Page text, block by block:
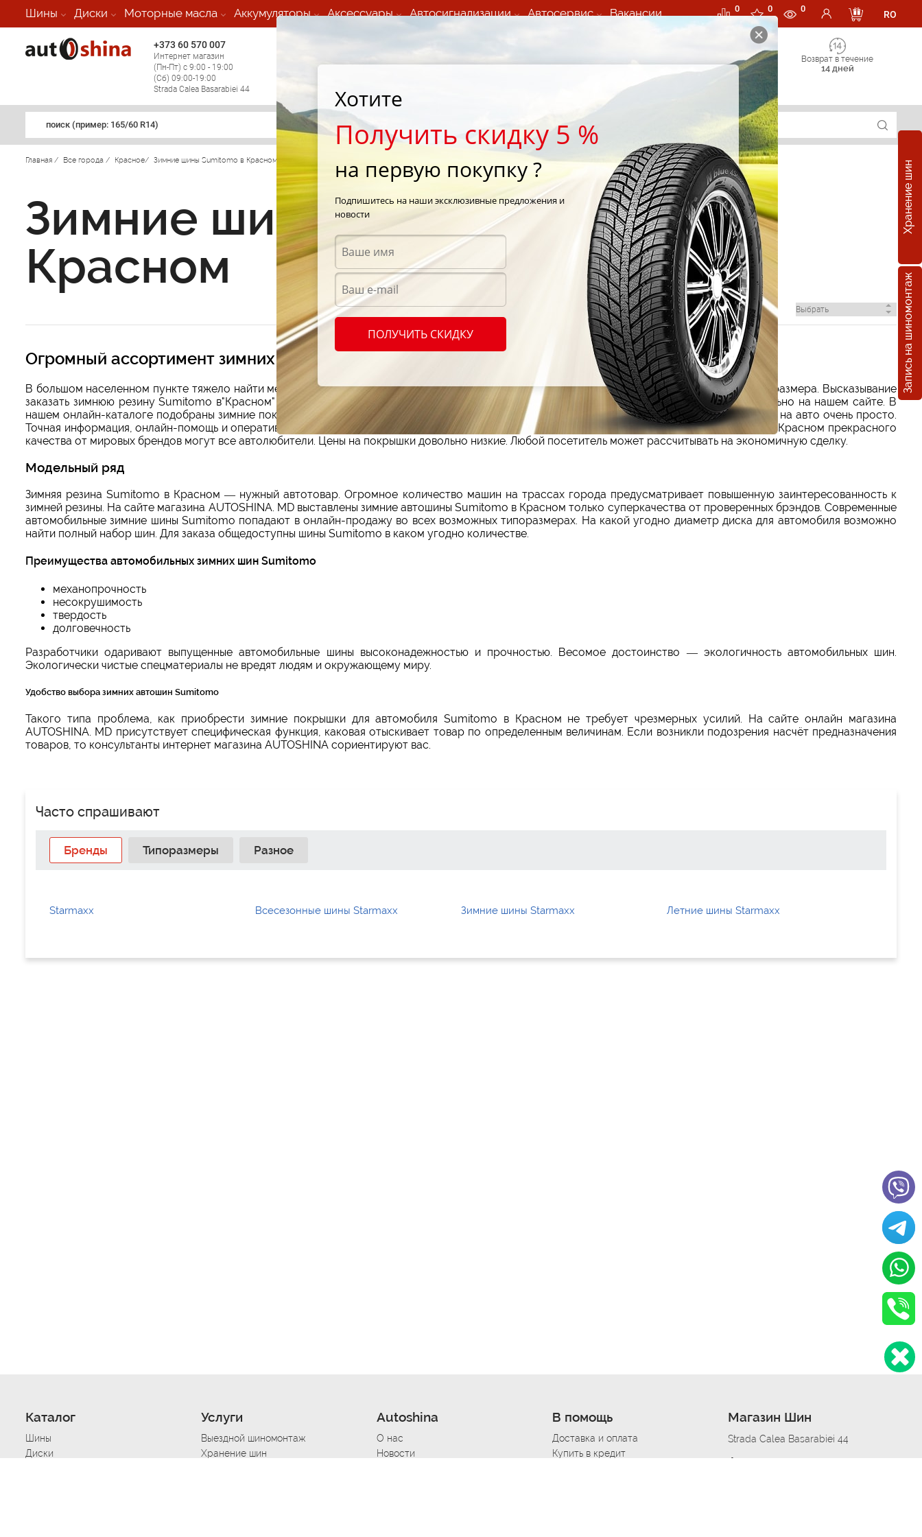
Шины Диски Моторные масла Аккумуляторы Аксессуары Автосигнализации Автосервис Вакансии 0 0 0
RO
+373 60 570 007
Интернет магазин
(Пн-Пт) с 9:00 - 19:00
(Сб) 09:00-19:00
Strada Calea Basarabiei 44
(круглосуточно по всем
(Пн-Пт) с 9:00 - 19:00
Возврат в течение
14 дней
поиск (примеp: 165/60 R14)
Хранение шин
Запись на шиномонтаж
Главная / Все города / Красное/ Зимние шины Sumitomo в Красном
Зимние шины Sumitomo в
Красном
Огромный ассортимент зимних покрышек для авто Sumitomo в Красном
В большом населенном пункте тяжело найти место, где возможно с выгодой приобрести автомобильные шины для зимы требующегося типоразмера. Высказывание
заказать зимнюю резину Sumitomo в"Красном" гремит буквально на каждом шагу. Но большой модельный ряд, возможно найти исключительно на нашем сайте. В
нашем онлайн-каталоге подобраны зимние покрышки для машины Sumitomo абсолютно всех размеров. Выбрать полный комплект покрышек на авто очень просто.
Точная информация, онлайн-помощь и оперативная доставка, помогут сберечь время. Приобрести зимние покрышки для машины Sumitomo в Красном прекрасного
качества от мировых брендов могут все автолюбители. Цены на покрышки довольно низкие. Любой посетитель может рассчитывать на экономичную сделку.
Модельный ряд
Зимняя резина Sumitomo в Красном — нужный автотовар. Огромное количество машин на трассах города предусматривает повышенную заинтересованность к
зимней резины. На сайте магазина AUTOSHINA. MD выставлены зимние автошины Sumitomo в Красном только суперкачества от проверенных брэндов. Современные
автомобильные зимние шины Sumitomo попадают в онлайн-продажу во всех возможных типоразмерах. На какой угодно диаметр диска для автомобиля возможно
найти полный набор шин. Для заказа общедоступны шины Sumitomo в каком угодно количестве.
Преимущества автомобильных зимних шин Sumitomo
механопрочность
несокрушимость
твердость
долговечность
Разработчики одаривают выпущенные автомобильные шины высоконадежностью и прочностью. Весомое достоинство — экологичность автомобильных шин.
Экологически чистые спецматериалы не вредят людям и окружающему миру.
Удобство выбора зимних автошин Sumitomo
Такого типа проблема, как приобрести зимние покрышки для автомобиля Sumitomo в Красном не требует чрезмерных усилий. На сайте онлайн магазина
AUTOSHINA. MD присутствует специфическая функция, каковая отыскивает товар по определенным величинам. Если возникли подозрения насчёт предназначения
товаров, то консультанты интернет магазина AUTOSHINA сориентируют вас.
Часто спрашивают
Бренды Типоразмеры Разное
Starmaxx Всесезонные шины Starmaxx Зимние шины Starmaxx Летние шины Starmaxx
Каталог
Шины
Диски
Услуги
Выездной шиномонтаж
Хранение шин
Autoshina
О нас
Новости
В помощь
Доставка и оплата
Купить в кредит
Магазин Шин
Strada Calea Basarabiei 44
Автосервис в кишиневе
Хотите
Получить скидку 5 %
на первую покупку ?
Подпишитесь на наши эксклюзивные предложения и
новости
ПОЛУЧИТЬ СКИДКУ